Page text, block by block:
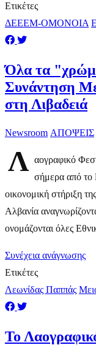
Ετικέτες
ΔΕΕΕΜ-ΟΜΟΝΟΙΑ
Όλα τα
Συνάντηση
στη Λιβαδειά
Newsroom ΑΠΟΨΕΙΣ
Λ αογραφικό
σήμερα από το
οικονομική στήριξη
Αλβανία
ονομάζονται όλες
Συνέχεια ανάγνωσης
Ετικέτες
Λεωνίδας Παππάς
Το